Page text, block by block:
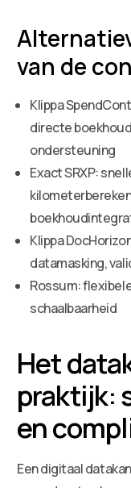
van de
Klippa
directe
ondersteuning
Exact SRXP:
Klippa
datamasking,
Rossum:
schaalbaarheid
Het
praktijk:
en
Een digitaal